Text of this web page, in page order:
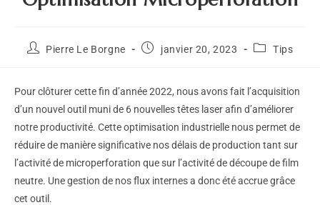
Pierre Le Borgne janvier 20, 2023 Tips
Pour clôturer cette fin d’année 2022, nous avons fait l’acquisition
d’un nouvel outil muni de 6 nouvelles têtes laser afin d’améliorer
notre productivité. Cette optimisation industrielle nous permet de
réduire de manière significative nos délais de production tant sur
l’activité de microperforation que sur l’activité de découpe de film
neutre. Une gestion de nos flux internes a donc été accrue grâce
cet outil.